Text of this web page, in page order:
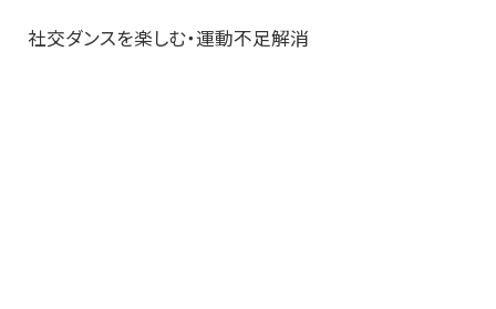
社交ダンスを楽しむ・運動不足解消